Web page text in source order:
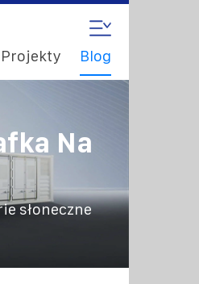
Projekty Blog
Na
słoneczne